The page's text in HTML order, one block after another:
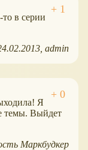
то в серии
admin
Я
темы. Выйдет
Маркбудкер